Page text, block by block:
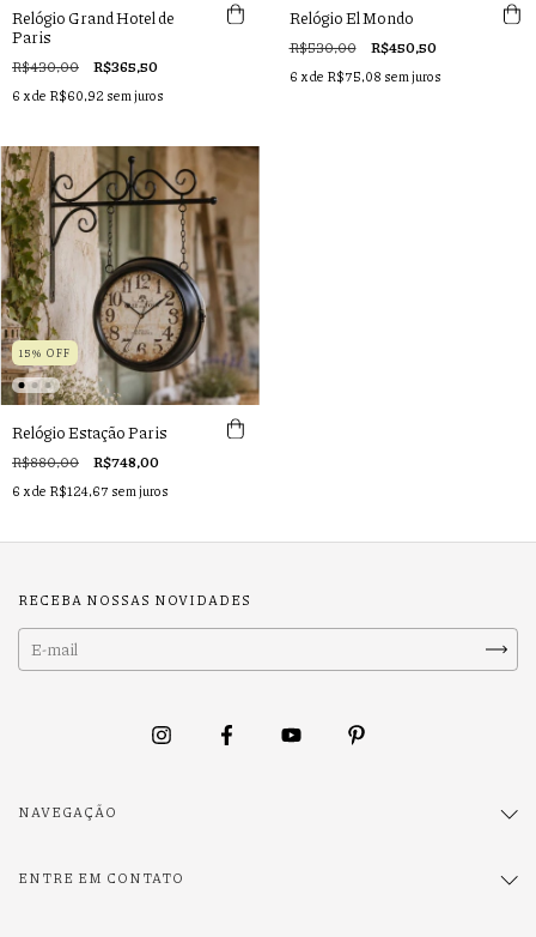
Relógio Grand Hotel de
Paris
R$430,00 R$365,50
6 x de R$60,92 sem juros
Relógio El Mondo
R$530,00 R$450,50
6 x de R$75,08 sem juros
15% OFF
Relógio Estação Paris
R$880,00 R$748,00
6 x de R$124,67 sem juros
RECEBA NOSSAS NOVIDADES
NAVEGAÇÃO
ENTRE EM CONTATO